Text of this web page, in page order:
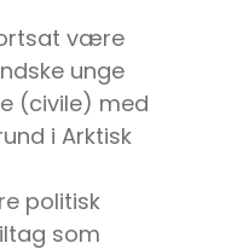
være
unge
(civile) med
i Arktisk
politisk
som